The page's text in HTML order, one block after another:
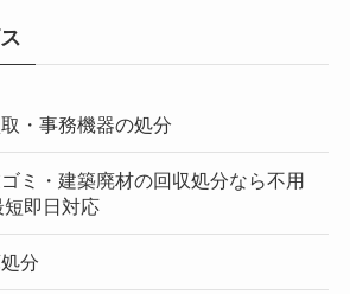
・事務機器の処分
ゴミ・建築廃材の回収処分なら不用
即日対応
分